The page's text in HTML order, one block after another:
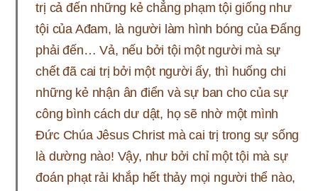
trị cả đến những kẻ chẳng phạm tội giống như
tội của Ađam, là người làm hình bóng của Đấng
phải đến… Vả, nếu bởi tội một người mà sự
chết đã cai trị bởi một người ấy, thì huống chi
những kẻ nhận ân điển và sự ban cho của sự
công bình cách dư dật, họ sẽ nhờ một mình
Đức Chúa Jêsus Christ mà cai trị trong sự sống
là dường nào! Vậy, như bởi chỉ một tội mà sự
đoán phạt rải khắp hết thảy mọi người thể nào,